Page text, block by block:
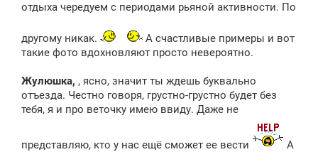
отдыха чередуем с периодами рьяной активности. По
другому никак.
А счастливые примеры и вот
такие фото вдохновляют просто невероятно.
Жулюшка, , ясно, значит ты ждешь буквально
отъезда. Честно говоря, грустно-грустно будет без
тебя, я и про веточку имею ввиду. Даже не
представляю, кто у нас ещё сможет ее вести
А